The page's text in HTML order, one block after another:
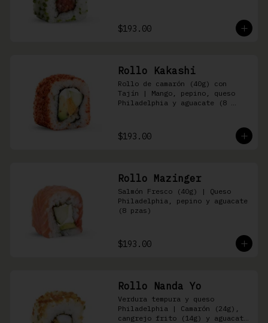
$193.00
Rollo Kakashi
Rollo de camarón (40g) con
Tajín | Mango, pepino, queso
Philadelphia y aguacate (8
$193.00
Rollo Mazinger
Salmón Fresco (40g) | Queso
Philadelphia, pepino y aguacate
(8 pzas)
$193.00
Rollo Nanda Yo
Verdura tempura y queso
Philadelphia | Camarón (24g),
cangrejo frito (14g) y aguacate